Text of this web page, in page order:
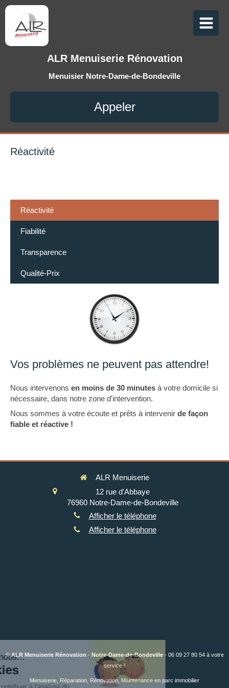
ALR Menuiserie Rénovation
Menuisier Notre-Dame-de-Bondeville
Appeler
Réactivité
Réactivité
Fiabilité
Transparence
Qualité-Prix
Vos problèmes ne peuvent pas attendre!
Nous intervenons en moins de 30 minutes à votre domicile si
nécessaire, dans notre zone d'intervention.
Nous sommes à votre écoute et prêts à intervenir de façon
fiable et réactive !
ALR Menuiserie
12 rue d'Abbaye
76960 Notre-Dame-de-Bondeville
Afficher le téléphone
Afficher le téléphone
©ALR Menuiserie Rénovation - Notre-Dame-de-Bondeville- 06 09 27 80 54 à votre
service !
Menuiserie, Réparation, Rénovation, Maintenance en parc immobilier